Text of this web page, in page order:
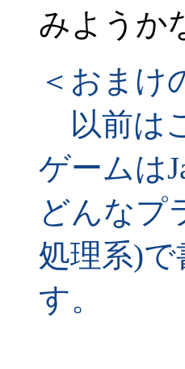
みようか
＜おまけ
以前は
ゲームは
どんなプ
処理系)
す。